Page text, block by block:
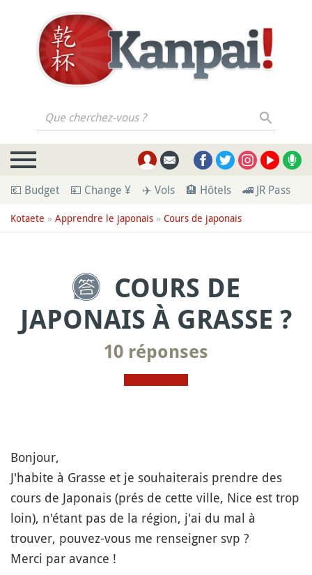
Que cherchez-vous ?
💶 Budget 💴 Change ¥ ✈️ Vols 🏨 Hôtels 🚄 JR Pass
Kotaete » Apprendre le japonais » Cours de japonais
COURS DE
JAPONAIS À GRASSE ?
10 réponses
Bonjour,
J'habite à Grasse et je souhaiterais prendre des
cours de Japonais (prés de cette ville, Nice est trop
loin), n'étant pas de la région, j'ai du mal à
trouver, pouvez-vous me renseigner svp ?
Merci par avance !